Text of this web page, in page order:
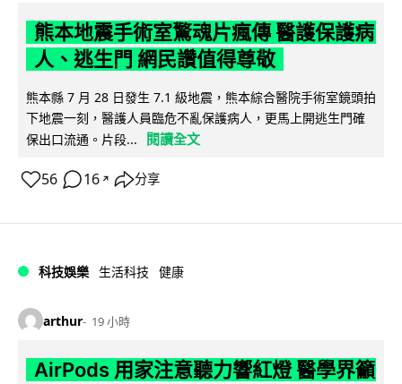
熊本地震手術室驚魂片瘋傳 醫護保護病
人、逃生門 網民讚值得尊敬
熊本縣 7 月 28 日發生 7.1 級地震，熊本綜合醫院手術室鏡頭拍
下地震一刻，醫護人員臨危不亂保護病人，更馬上開逃生門確
保出口流通。片段...
閱讀全文
56 16 ↗ 分享
科技娛樂 生活科技 健康
arthur 19 小時
AirPods 用家注意聽力響紅燈 醫學界籲